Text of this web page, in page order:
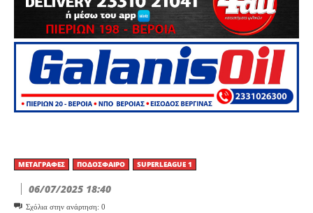
ΜΕΤΑΓΡΑΦΈΣ ΠΟΔΌΣΦΑΙΡΟ SUPERLEAGUE 1
06/07/2025 18:40
Σχόλια στην ανάρτηση: 0